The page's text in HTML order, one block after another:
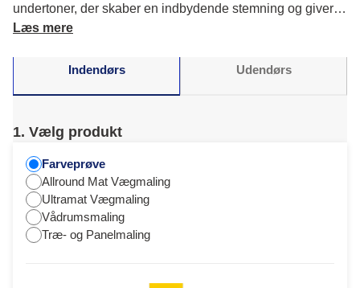
undertoner, der skaber en indbydende stemning og giver
din indretning en rolig atmosfære. Læs mere om farvens
Læs mere
Indendørs Udendørs
1. Vælg produkt
Farveprøve
Allround Mat Vægmaling
Ultramat Vægmaling
Vådrumsmaling
Træ- og Panelmaling